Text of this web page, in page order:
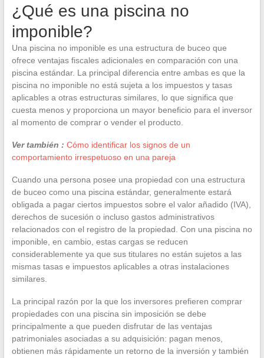
¿Qué es una piscina no
imponible?
Una piscina no imponible es una estructura de buceo que
ofrece ventajas fiscales adicionales en comparación con una
piscina estándar. La principal diferencia entre ambas es que la
piscina no imponible no está sujeta a los impuestos y tasas
aplicables a otras estructuras similares, lo que significa que
cuesta menos y proporciona un mayor beneficio para el inversor
al momento de comprar o vender el producto.
Ver también : Cómo identificar los signos de un
comportamiento irrespetuoso en una pareja
Cuando una persona posee una propiedad con una estructura
de buceo como una piscina estándar, generalmente estará
obligada a pagar ciertos impuestos sobre el valor añadido (IVA),
derechos de sucesión o incluso gastos administrativos
relacionados con el registro de la propiedad. Con una piscina no
imponible, en cambio, estas cargas se reducen
considerablemente ya que sus titulares no están sujetos a las
mismas tasas e impuestos aplicables a otras instalaciones
similares.
La principal razón por la que los inversores prefieren comprar
propiedades con una piscina sin imposición se debe
principalmente a que pueden disfrutar de las ventajas
patrimoniales asociadas a su adquisición: pagan menos,
obtienen más rápidamente un retorno de la inversión y también